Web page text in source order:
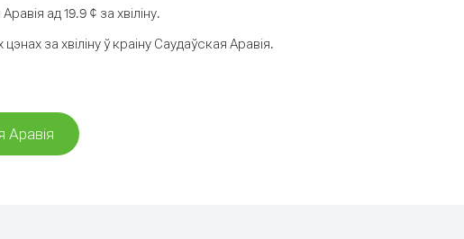
ад 19.9 ¢ за хвіліну.
за хвіліну ў краіну Саудаўская Аравія.
Аравія